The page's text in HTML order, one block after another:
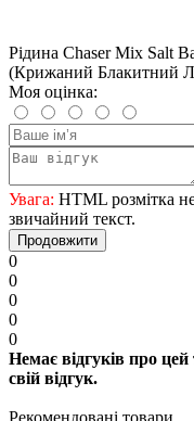
Рідина Chaser Mix Salt
(Крижаний Блакитний
Моя оцінка:
Увага: HTML розмітка
звичайний текст.
Продовжити
0
0
0
0
0
Немає відгуків про
свій відгук.